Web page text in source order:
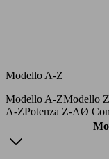
Modello A-Z
Modello A-ZModello
A-ZPotenza Z-AØ